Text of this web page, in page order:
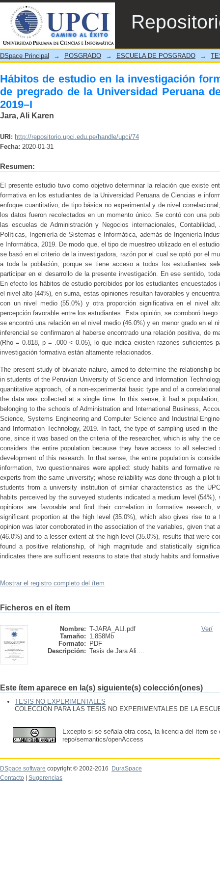
Hábitos de estudio en la
Universidad Peruana de Ciencias e
DSpace Principal → POSGRADO → ESCUELA DE POSGRADO →
Hábitos de estudio en la investigación
de pregrado de la Universidad Peruana
2019–I
Jara, Ali Karen
URI: http://repositorio.upci.edu.pe/handle/upci/74
Fecha: 2020-01-31
Resumen:
El presente estudio tuvo como objetivo determinar la relación que existe
formativa en los estudiantes de la Universidad Peruana de Ciencias e
enfoque cuantitativo, de tipo básica no experimental y de nivel
los datos fueron recolectados en un momento único. Se contó con una
las escuelas de Administración y Negocios internacionales,
Políticas, Ingeniería de Sistemas e Informática, además de Ingeniería
e Informática, 2019. De modo que, el tipo de muestreo utilizado en el
se basó en el criterio de la investigadora, razón por el cual se optó por el
a toda la población, porque se tiene acceso a todos los estudiantes
participar en el desarrollo de la presente investigación. En ese sentido,
En efecto los hábitos de estudio percibidos por los estudiantes
el nivel alto (44%), en suma, estas opiniones resultan favorables y
con un nivel medio (55.0%) y otra proporción significativa en el nivel
percepción favorable entre los estudiantes. Esta opinión, se corroboró
se encontró una relación en el nivel medio (46.0%) y en menor grado en el
inferencial se confirmaron al haberse encontrado una relación positiva, de
(Rho = 0.818, p = .000 < 0.05), lo que indica existen razones suficientes
investigación formativa están altamente relacionados.
The present study of bivariate nature, aimed to determine the relationship
in students of the Peruvian University of Science and Information
quantitative approach, of a non-experimental basic type and of a
the data was collected at a single time. In this sense, it had a
belonging to the schools of Administration and International Business,
Science, Systems Engineering and Computer Science and Industrial
and Information Technology, 2019. In fact, the type of sampling used in
one, since it was based on the criteria of the researcher, which is why the
considers the entire population because they have access to all
development of this research. In that sense, the entire population is
information, two questionnaires were applied: study habits and formative
experts from the same university; whose reliability was done through a pilot
students from a university institution of similar characteristics as the
habits perceived by the surveyed students indicated a medium level
opinions are favorable and find their correlation in formative research,
significant proportion at the high level (35.0%), which also gives rise to a
opinion was later corroborated in the association of the variables, given that
(46.0%) and to a lesser extent at the high level (35.0%), results that were
found a positive relationship, of high magnitude and statistically
indicates there are sufficient reasons to state that study habits and
Mostrar el registro completo del ítem
Ficheros en el ítem
Nombre: T-JARA_ALI.pdf
Tamaño: 1.858Mb
Formato:
PDF
Descripción: Tesis de Jara Ali ...
Ver/
Este ítem aparece en la(s) siguiente(s) colección(ones)
TESIS NO EXPERIMENTALES
COLECCIÓN PARA LAS TESIS NO EXPERIMENTALES DE LA
Excepto si se señala otra cosa, la licencia del ítem se
repo/semantics/openAccess
DSpace software copyright © 2002-2016
DuraSpace
Contacto
Sugerencias